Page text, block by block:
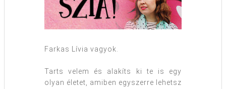
Farkas Lívia vagyok.
Tarts velem és alakíts ki te is egy
olyan életet, amiben egyszerre lehetsz